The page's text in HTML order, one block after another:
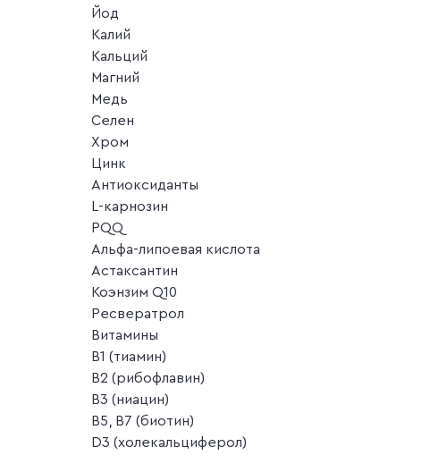
Йод
Калий
Кальций
Магний
Медь
Селен
Хром
Цинк
Антиоксиданты
L-карнозин
PQQ
Альфа-липоевая кислота
Астаксантин
Коэнзим Q10
Ресвератрол
Витамины
B1 (тиамин)
B2 (рибофлавин)
B3 (ниацин)
B5, B7 (биотин)
D3 (холекальциферол)